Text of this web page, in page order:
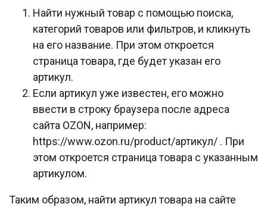
Найти нужный товар с помощью поиска,
категорий товаров или фильтров, и кликнуть
на его название. При этом откроется
страница товара, где будет указан его
артикул.
Если артикул уже известен, его можно
ввести в строку браузера после адреса
сайта OZON, например:
https://www.ozon.ru/product/артикул/ . При
этом откроется страница товара с указанным
артикулом.
Таким образом, найти артикул товара на сайте